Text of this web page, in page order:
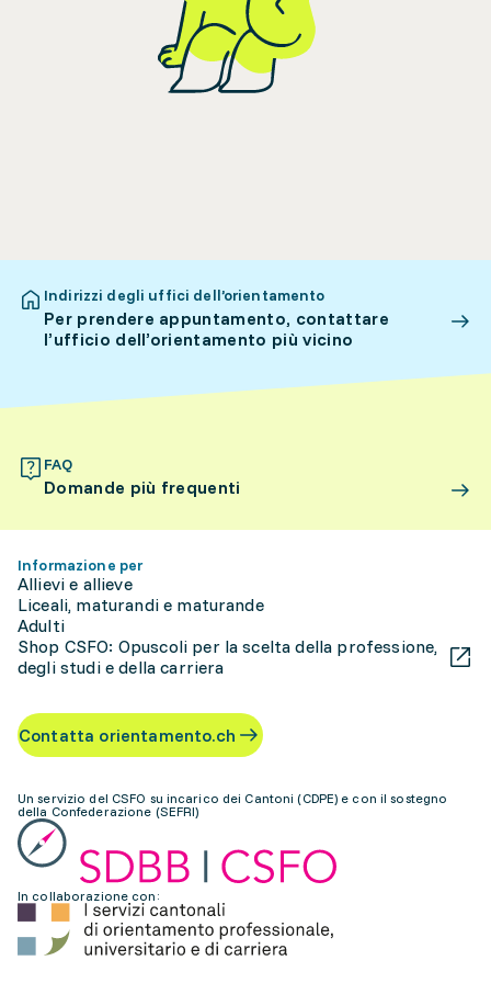
Indirizzi degli uffici dell’orientamento
Per prendere appuntamento, contattare
l’ufficio dell’orientamento più vicino
FAQ
Domande più frequenti
Informazione per
Allievi e allieve
Liceali, maturandi e maturande
Adulti
Shop CSFO: Opuscoli per la scelta della professione,
degli studi e della carriera
Contatta orientamento.ch
Un servizio del CSFO su incarico dei Cantoni (CDPE) e con il sostegno
della Confederazione (SEFRI)
In collaborazione con: